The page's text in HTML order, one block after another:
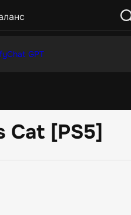
Chat GPT
Cat [PS5]